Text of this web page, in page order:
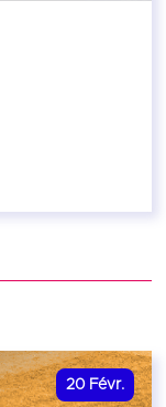
20 Févr.